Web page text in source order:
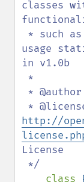
classes
usage
in v1.0b
http://
License
class